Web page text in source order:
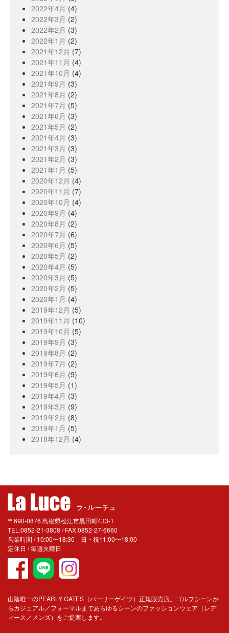
2022年4月 (4)
2022年3月 (2)
2022年2月 (3)
2022年1月 (2)
2021年12月 (7)
2021年11月 (4)
2021年10月 (4)
2021年9月 (3)
2021年8月 (2)
2021年7月 (5)
2021年6月 (3)
2021年5月 (2)
2021年4月 (3)
2021年3月 (3)
2021年2月 (3)
2021年1月 (5)
2020年12月 (4)
2020年11月 (7)
2020年10月 (4)
2020年9月 (4)
2020年8月 (2)
2020年7月 (6)
2020年6月 (5)
2020年5月 (2)
2020年4月 (5)
2020年3月 (5)
2020年2月 (5)
2020年1月 (4)
2019年12月 (5)
2019年11月 (10)
2019年10月 (5)
2019年9月 (3)
2019年8月 (2)
2019年7月 (2)
2019年6月 (9)
2019年5月 (1)
2019年4月 (3)
2019年3月 (9)
2019年2月 (8)
2019年1月 (5)
2018年12月 (4)
〒690-0876 島根県松江市黒田町433-1
TEL:0852-21-3808 / FAX:0852-27-6660
営業時間 / 10:00〜18:30 日・祝11:00〜18:00
定休日 / 毎週火曜日
山陰唯一のPEARLY GATES（パーリーゲイツ）正規販売店。ゴルフシーンか
らカジュアル／フォーマルまであらゆるシーンのファッションウェア（レデ
ィース／メンズ）をご提案します。